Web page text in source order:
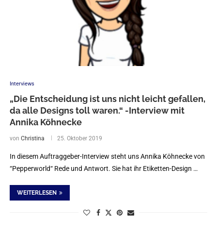
Interviews
„Die Entscheidung ist uns nicht leicht gefallen,
da alle Designs toll waren.“ -Interview mit
Annika Köhnecke
von Christina 25. Oktober 2019
In diesem Auftraggeber-Interview steht uns Annika Köhnecke von
“Pepperworld“ Rede und Antwort. Sie hat ihr Etiketten-Design …
WEITERLESEN